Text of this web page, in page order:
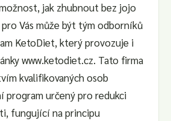
jak zhubnout bez jojo
Vás může být tým odborníků
KetoDiet, který provozuje i
www.ketodiet.cz. Tato firma
kvalifikovaných osob
program určený pro redukci
fungující na principu